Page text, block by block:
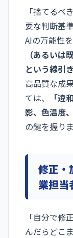
「捨てるべ
要な判断基準
AIの万能性を
（あるいは
という線引き
高品質な成
ては、
「違
影、色温度
の鍵を握りま
修正・
業担当
「自分で修
んだらどこ